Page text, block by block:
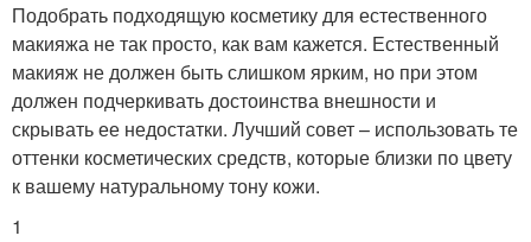
Подобрать подходящую косметику для естественного
макияжа не так просто, как вам кажется. Естественный
макияж не должен быть слишком ярким, но при этом
должен подчеркивать достоинства внешности и
скрывать ее недостатки. Лучший совет – использовать те
оттенки косметических средств, которые близки по цвету
к вашему натуральному тону кожи.
1